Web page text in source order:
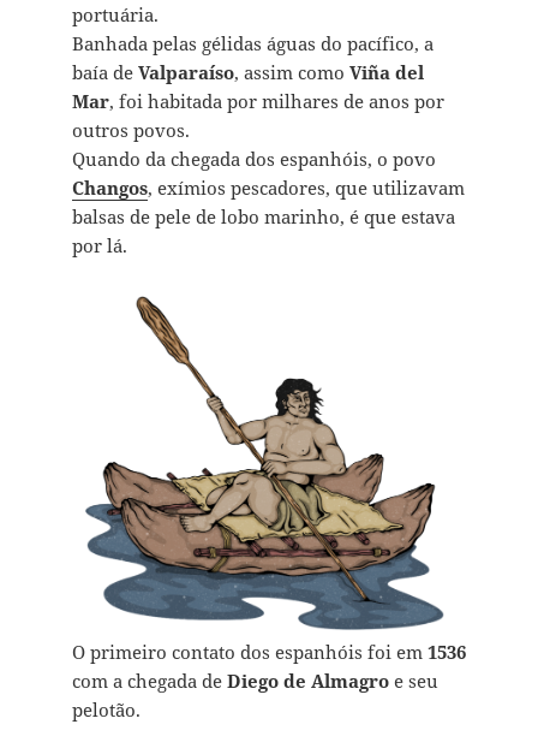
portuária.
Banhada pelas gélidas águas do pacífico, a
baía de Valparaíso, assim como Viña del
Mar, foi habitada por milhares de anos por
outros povos.
Quando da chegada dos espanhóis, o povo
Changos, exímios pescadores, que utilizavam
balsas de pele de lobo marinho, é que estava
por lá.
O primeiro contato dos espanhóis foi em 1536
com a chegada de Diego de Almagroe seu
pelotão.